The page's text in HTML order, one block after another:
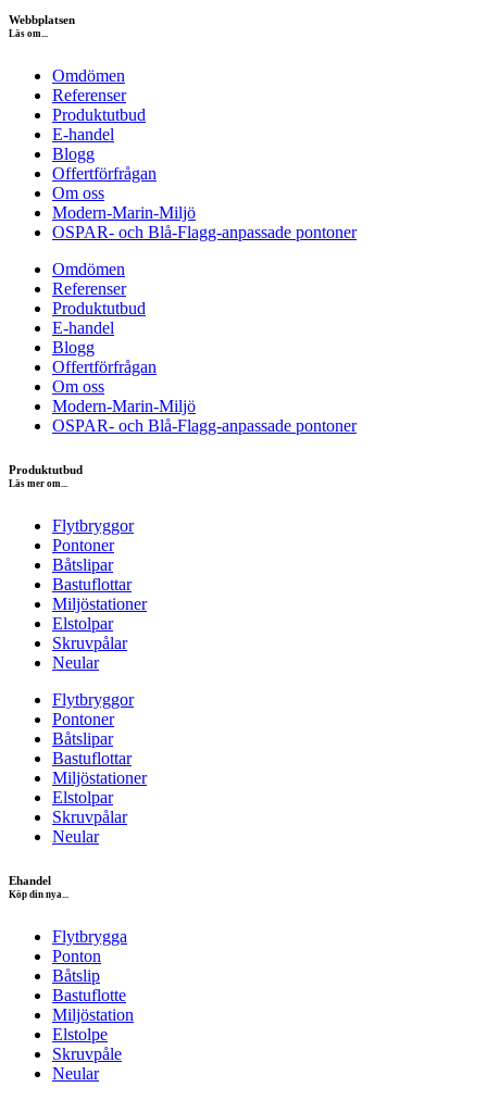
Webbplatsen
Läs om...
Omdömen
Referenser
Produktutbud
E-handel
Blogg
Offertförfrågan
Om oss
Modern-Marin-Miljö
OSPAR- och Blå-Flagg-anpassade pontoner
Omdömen
Referenser
Produktutbud
E-handel
Blogg
Offertförfrågan
Om oss
Modern-Marin-Miljö
OSPAR- och Blå-Flagg-anpassade pontoner
Produktutbud
Läs mer om...
Flytbryggor
Pontoner
Båtslipar
Bastuflottar
Miljöstationer
Elstolpar
Skruvpålar
Neular
Flytbryggor
Pontoner
Båtslipar
Bastuflottar
Miljöstationer
Elstolpar
Skruvpålar
Neular
Ehandel
Köp din nya...
Flytbrygga
Ponton
Båtslip
Bastuflotte
Miljöstation
Elstolpe
Skruvpåle
Neular